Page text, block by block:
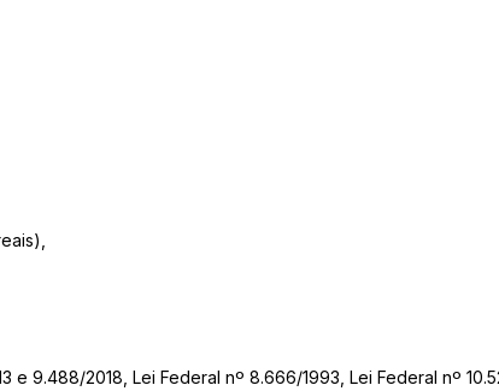
9.488/2018, Lei Federal nº 8.666/1993, Lei Federal nº